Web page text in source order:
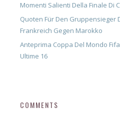
Momenti Salienti Della Finale Di
Quoten Für Den Gruppensieger
Frankreich Gegen Marokko
Anteprima Coppa Del Mondo
Ultime 16
COMMENTS